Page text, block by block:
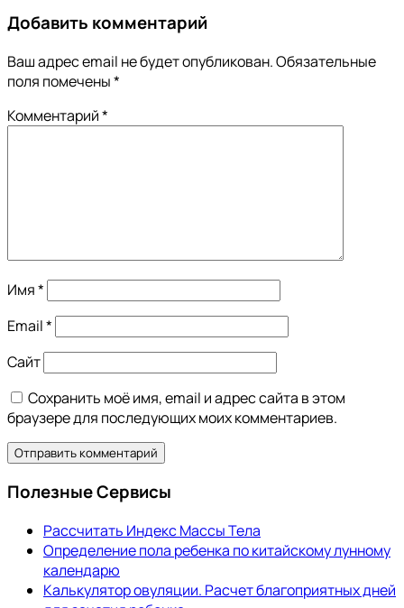
Добавить комментарий
Ваш адрес email не будет опубликован.Обязательные
поля помечены*
Комментарий*
Имя*
Email*
Сайт
Сохранить моё имя, email и адрес сайта в этом
браузере для последующих моих комментариев.
Полезные Сервисы
Рассчитать Индекс Массы Тела
Определение пола ребенка по китайскому лунному
календарю
Калькулятор овуляции. Расчет благоприятных дней